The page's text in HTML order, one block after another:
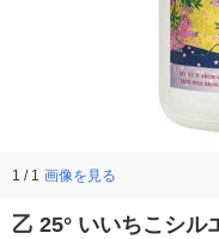
1 / 1 画像を見る
乙 25° いいちこシル